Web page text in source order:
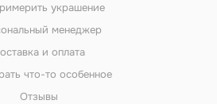
украшение
менеджер
и оплата
что-то особенное
Отзывы